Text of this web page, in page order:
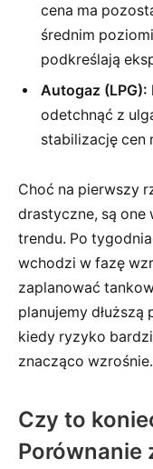
cena ma
średnim
podkreślają
Autogaz (LPG):
odetchnąć z
stabilizację cen
Choć na pierwszy
drastyczne, są one
trendu. Po
wchodzi w fazę
zaplanować
planujemy dłuższą
kiedy ryzyko
znacząco wzrośnie.
Czy to
Porównanie